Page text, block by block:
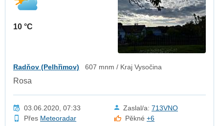
10 °C
Radňov (Pelhřimov) 607 mnm / Kraj Vysočina
Rosa
03.06.2020, 07:33 Zaslal/a: 713VNO
Přes Meteoradar Pěkné+6